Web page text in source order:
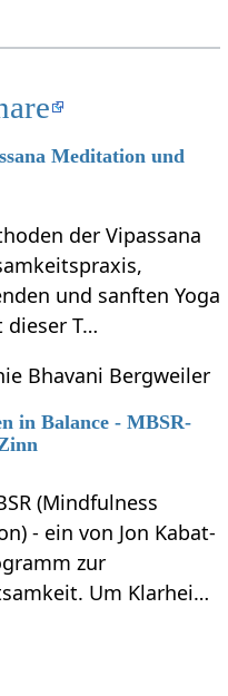
Meditation und
der Vipassana
und sanften Yoga
dieser T…
Bhavani Bergweiler
in Balance - MBSR-
(Mindfulness
- ein von Jon Kabat-
zur
Um Klarhei…